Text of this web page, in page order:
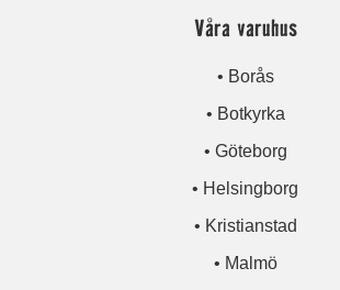
Våra varuhus
• Borås
• Botkyrka
• Göteborg
• Helsingborg
• Kristianstad
• Malmö